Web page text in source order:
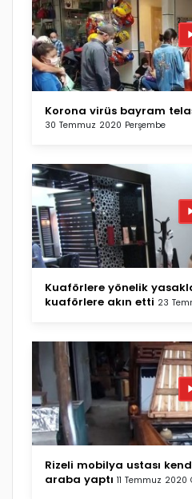
Korona virüs bayram
30 Temmuz 2020 Perşembe
Kuaförlere yönelik
kuaförlere akın etti 23
Rizeli mobilya ustası
araba yaptı 11 Temmuz